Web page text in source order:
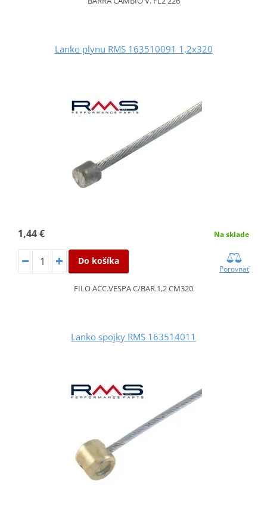
Lanko plynu RMS 163510091 1,2x320
1,44 € Na sklade
Do košíka
Porovnať
FILO ACC.VESPA C/BAR.1,2 CM320
Lanko spojky RMS 163514011